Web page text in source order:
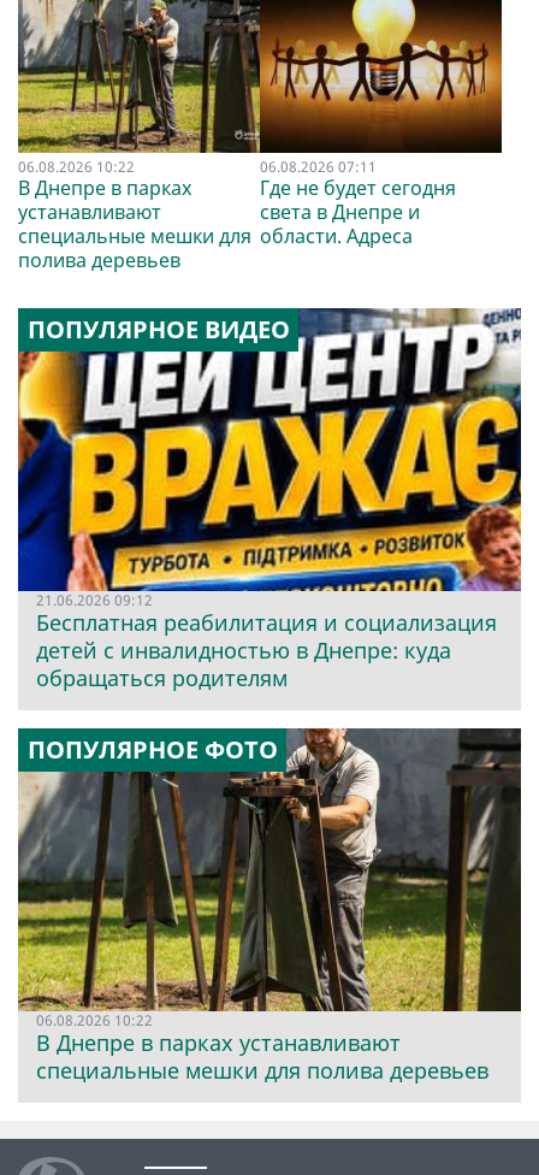
06.08.2026 10:22
В Днепре в парках
устанавливают
специальные мешки для
полива деревьев
06.08.2026 07:11
Где не будет сегодня
света в Днепре и
области. Адреса
ПОПУЛЯРНОЕ ВИДЕО
21.06.2026 09:12
Бесплатная реабилитация и социализация
детей с инвалидностью в Днепре: куда
обращаться родителям
ПОПУЛЯРНОЕ ФОТО
06.08.2026 10:22
В Днепре в парках устанавливают
специальные мешки для полива деревьев